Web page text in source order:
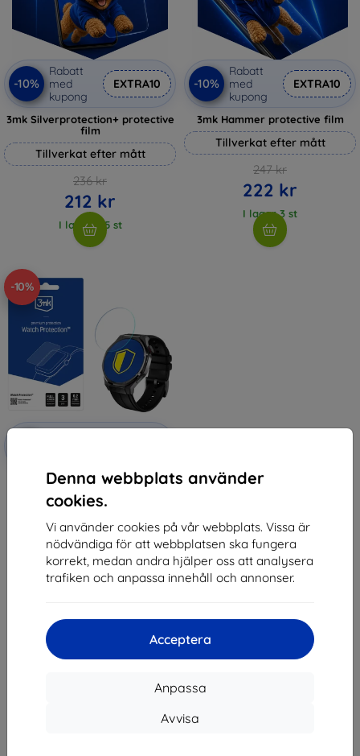
Denna webbplats använder
cookies.
Vi använder cookies på vår webbplats. Vissa är
nödvändiga för att webbplatsen ska fungera
korrekt, medan andra hjälper oss att analysera
trafiken och anpassa innehåll och annonser.
Acceptera
Anpassa
Avvisa
-10%
Rabatt
med
kupong
EXTRA10
3mk Silverprotection+ protective
film
Tillverkat efter mått
236 kr
212 kr
I lager > 5 st
-10%
Rabatt
med
kupong
EXTRA10
3mk Hammer protective film
Tillverkat efter mått
247 kr
222 kr
I lager 3 st
-10%
Rabatt
3mk Watch Protection
FlexibleGlass Hybrid glass for
Honor Watch 5 Ultra
132 kr
I lager > 5 st